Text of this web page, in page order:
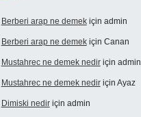
Berberi arap ne demekiçin admin
Berberi arap ne demekiçin Canan
Mustahrec ne demek nediriçin admin
Mustahrec ne demek nediriçin Ayaz
Dimiski nediriçin admin